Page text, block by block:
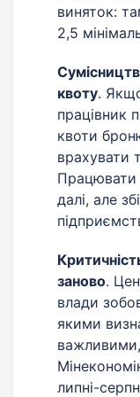
виняток:
2,5
квоту.
працівник
квоти
врахувати
Працювати
далі, але
заново.
влади
якими
важливими,
липні-